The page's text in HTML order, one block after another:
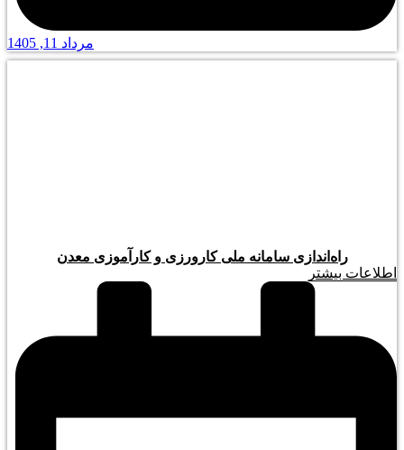
مرداد 11, 1405
راه‌اندازی سامانه ملی کارورزی و کارآموزی معدن
اطلاعات بیشتر